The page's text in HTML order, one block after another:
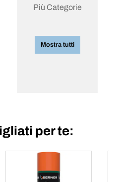
Più Categorie
Mostra tutti
per te: